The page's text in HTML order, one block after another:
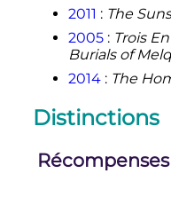
2011 : The
2005 : Trois
Burials of
2014 : The
Distinctions
Récompenses